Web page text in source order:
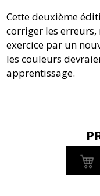
Cette deuxième
corriger les
exercice par un
les couleurs
apprentissage.